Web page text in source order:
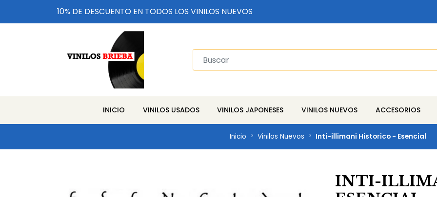
10% DE DESCUENTO EN TODOS LOS VINILOS NUEVOS
INICIO VINILOS USADOS VINILOS JAPONESES VINILOS NUEVOS ACCESORIOS
Inicio Vinilos Nuevos Inti-illimani Historico - Esencial
INTI-